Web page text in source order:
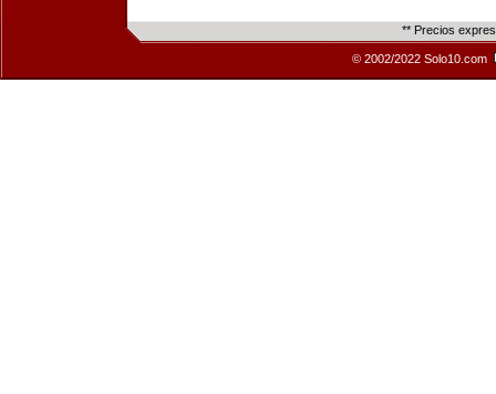
** Precios
© 2002/2022 Solo10.com